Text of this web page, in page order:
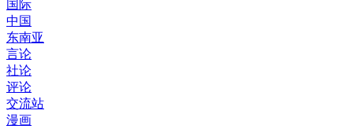
国际
中国
东南亚
言论
社论
评论
交流站
漫画